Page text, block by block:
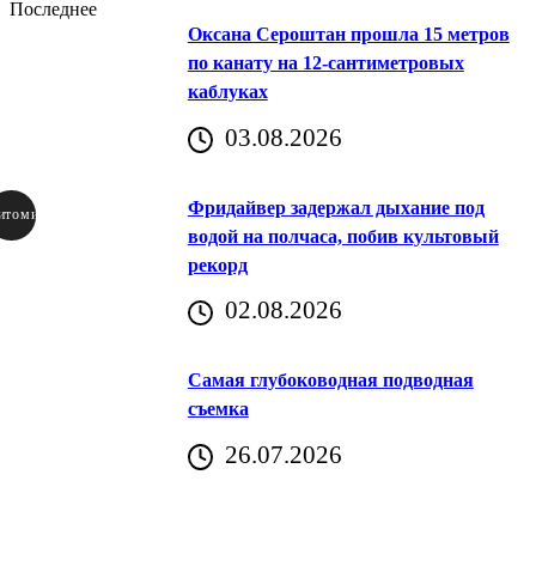
Последнее
Оксана Сероштан прошла 15 метров
по канату на 12-сантиметровых
каблуках
03.08.2026
Фридайвер задержал дыхание под
водой на полчаса, побив культовый
рекорд
02.08.2026
Самая глубоководная подводная
съемка
26.07.2026